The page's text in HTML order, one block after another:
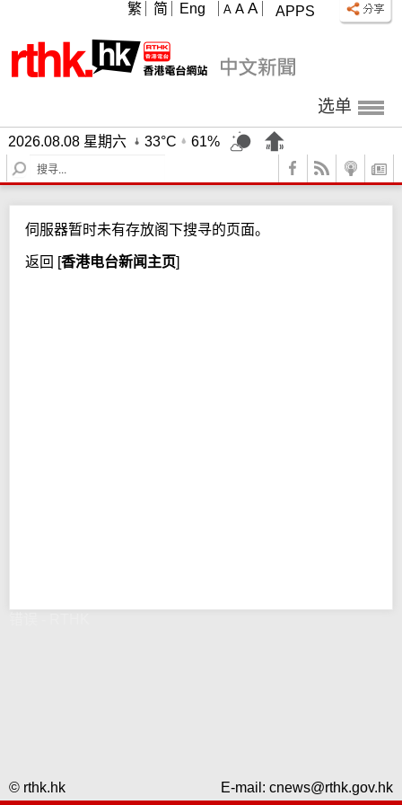
APPS
A A A
繁 简 Eng
选单
2026.08.08 星期六 33°C
61%
S
e
c
h
伺服器暂时未有存放阁下搜寻的页面。
返回 [香港电台新闻主页]
© rthk.hk E-mail: cnews@rthk.gov.hk